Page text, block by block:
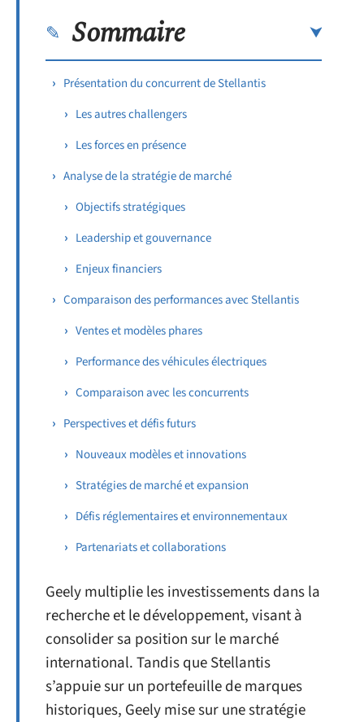
Sommaire
Présentation du concurrent de Stellantis
Les autres challengers
Les forces en présence
Analyse de la stratégie de marché
Objectifs stratégiques
Leadership et gouvernance
Enjeux financiers
Comparaison des performances avec Stellantis
Ventes et modèles phares
Performance des véhicules électriques
Comparaison avec les concurrents
Perspectives et défis futurs
Nouveaux modèles et innovations
Stratégies de marché et expansion
Défis réglementaires et environnementaux
Partenariats et collaborations
Geely multiplie les investissements dans la
recherche et le développement, visant à
consolider sa position sur le marché
international. Tandis que Stellantis
s’appuie sur un portefeuille de marques
historiques, Geely mise sur une stratégie